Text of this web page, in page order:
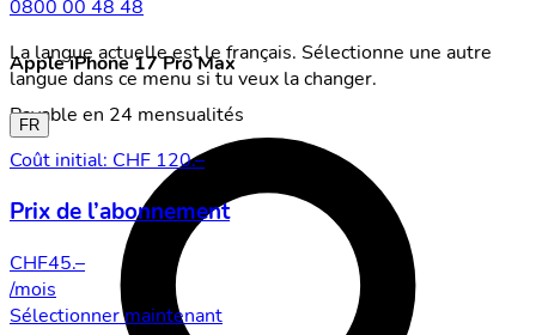
0800 00 48 48
La langue actuelle est le français. Sélectionne une autre
langue dans ce menu si tu veux la changer.
FR
Apple iPhone 17 Pro Max
Payable en 24 mensualités
Coût initial: CHF 120.–
Prix de l’abonnement
CHF45.–
/mois
Sélectionner maintenant